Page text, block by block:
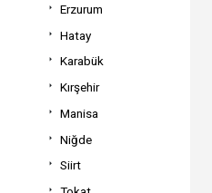
Erzurum
Hatay
Karabük
Kırşehir
Manisa
Niğde
Siirt